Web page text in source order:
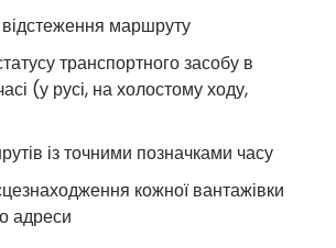
маршруту
транспортного засобу в
(у русі, на холостому ходу,
із точними позначками часу
кожної вантажівки
адреси